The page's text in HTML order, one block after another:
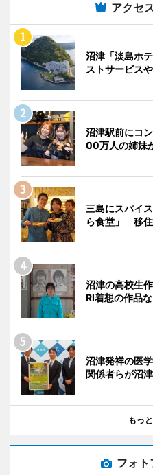
アクセ
沼津「淡島ホ
ストサービス
沼津駅前にコ
00万人の姉妹
三島にスパイ
ら食堂」 移
沼津の高校生
RI着想の作品
沼津発祥の医
関係者らが沼
もっ
フォト